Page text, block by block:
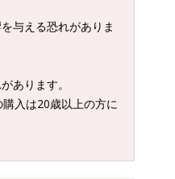
与える恐れがありま
あります。
入は20歳以上の方に